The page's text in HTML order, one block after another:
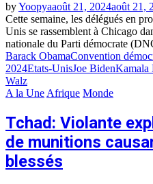
byYoopyaaoût 21, 2024août 21,
Cette semaine, les délégués en
Unis se rassemblent à Chicago
nationale du Parti démocrate
Barack ObamaConvention
2024Etats-UnisJoe BidenKamala
Walz
A la Une Afrique Monde
Tchad: Violante
de munitions
blessés